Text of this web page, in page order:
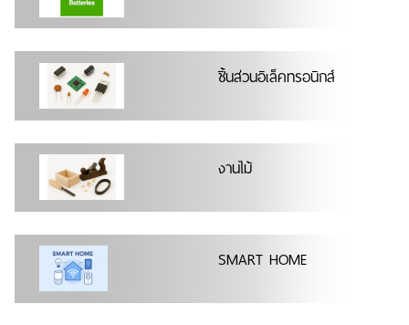
ชิ้นส่วนอิเล็คทรอนิกส์
งานไม้
SMART HOME